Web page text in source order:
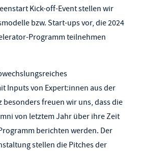
Kick-off-Event stellen wir
bzw. Start-ups vor, die 2024
Programm teilnehmen
Inputs von Expert:innen aus der
besonders freuen wir uns, dass die
von letztem Jahr über ihre Zeit
berichten werden. Der
stellen die Pitches der